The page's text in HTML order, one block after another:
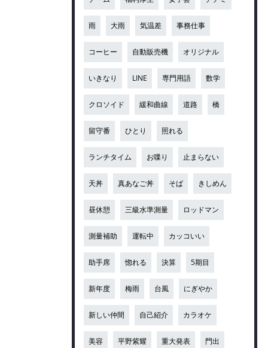
雨 大雨 気温差 事務仕事
コーヒー 自動販売機 オリジナル
いきなり LINE 専門用語 数学
クロソイド 緩和曲線 道路 橋
留守番 ひとり 照れる
ランチタイム お喋り 止まらない
天丼 真あなご丼 そば きしめん
昼休憩 三級水準測量 ロッドマン
測量補助 運転中 カッコいい
助手席 惚れる 決算 5期目
新年度 梅雨 台風 にぎやか
新しい仲間 自己紹介 カラオケ
美容 平野紫耀 重大発表 門出